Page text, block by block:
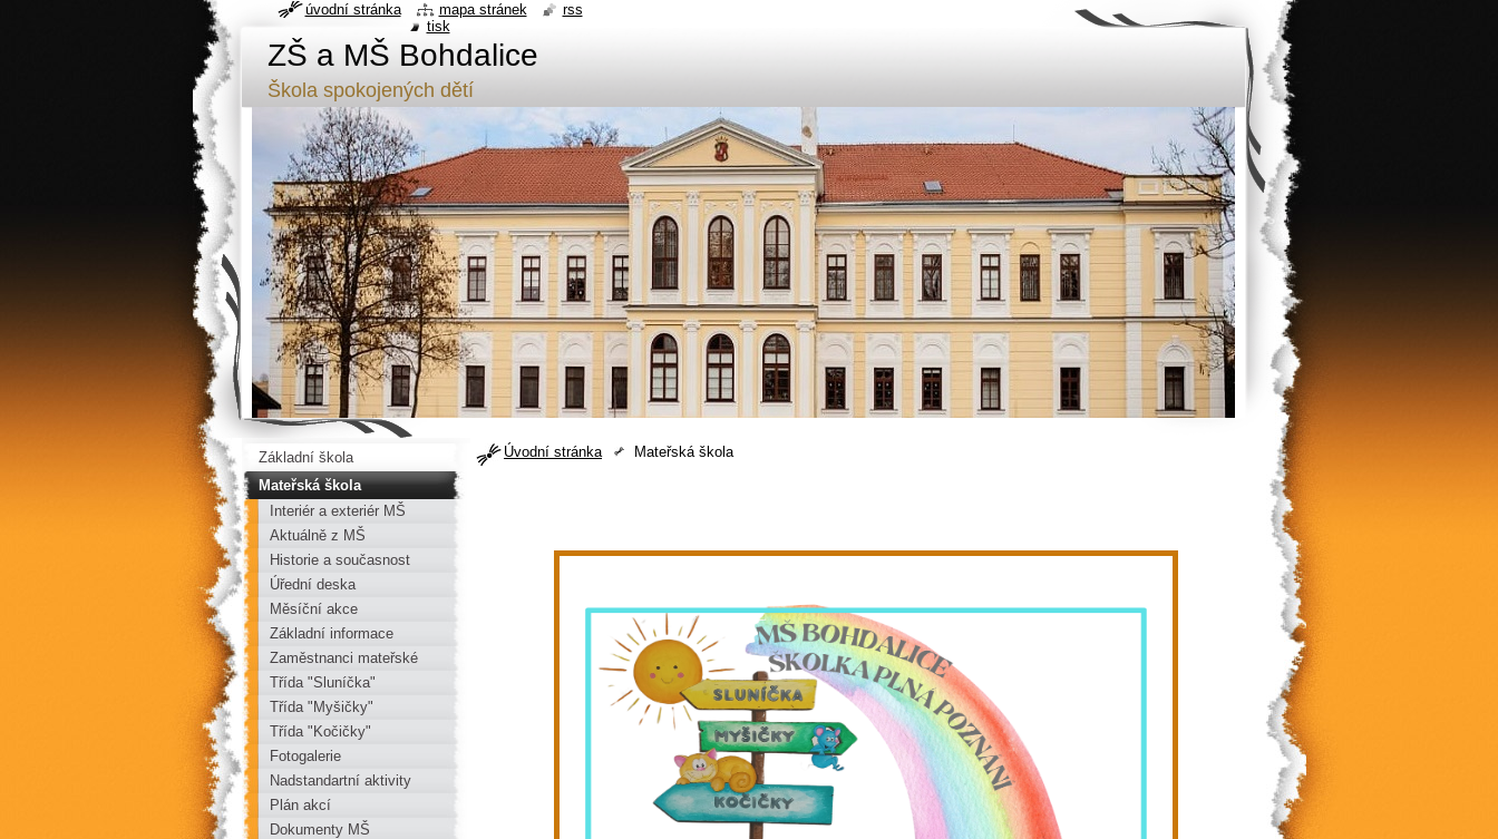
ZŠ a MŠ Bohdalice
Škola spokojených dětí
Úvodní stránka Mateřská škola
Základní škola
Mateřská škola
Interiér a exteriér MŠ
Aktuálně z MŠ
Historie a současnost
mateřské školy
Úřední deska
Měsíční akce
Základní informace
Zaměstnanci mateřské
školy
Třída "Sluníčka"
Třída "Myšičky"
Třída "Kočičky"
Fotogalerie
Nadstandartní aktivity
Plán akcí
Dokumenty MŠ
úvodní stránka mapa stránek
rss
tisk